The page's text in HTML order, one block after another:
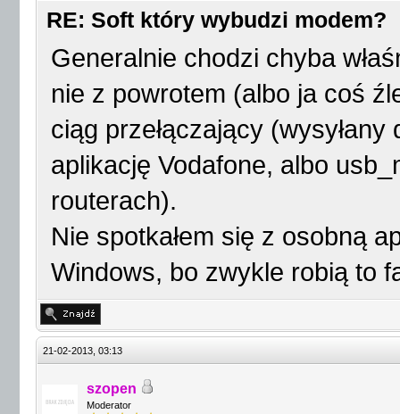
RE: Soft który wybudzi modem?
Generalnie chodzi chyba
nie z powrotem (albo ja coś
ciąg przełączający
aplikację Vodafone, albo
routerach).
Nie spotkałem się z osobną
Windows, bo zwykle robią to
21-02-2013, 03:13
szopen
Moderator